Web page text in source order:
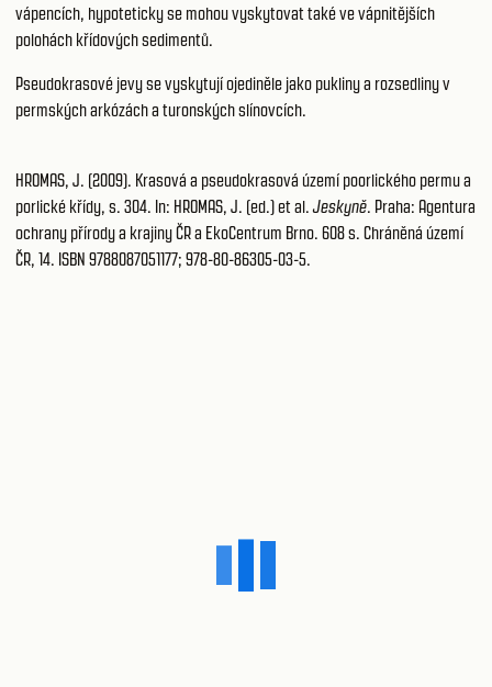
vápencích, hypoteticky se mohou vyskytovat také ve vápnitějších
polohách křídových sedimentů.
Pseudokrasové jevy se vyskytují ojediněle jako pukliny a rozsedliny v
permských arkózách a turonských slínovcích.
HROMAS, J. (2009). Krasová a pseudokrasová území poorlického permu a
porlické křídy, s. 304. In: HROMAS, J. (ed.) et al.Jeskyně. Praha: Agentura
ochrany přírody a krajiny ČR a EkoCentrum Brno. 608 s. Chráněná území
ČR, 14. ISBN 9788087051177; 978-80-86305-03-5.